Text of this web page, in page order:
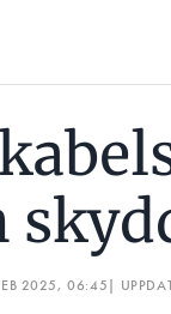
2025, 06:45|